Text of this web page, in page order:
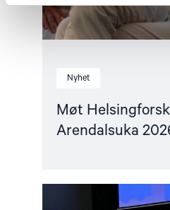
Nyhet
Møt
Arendalsuka